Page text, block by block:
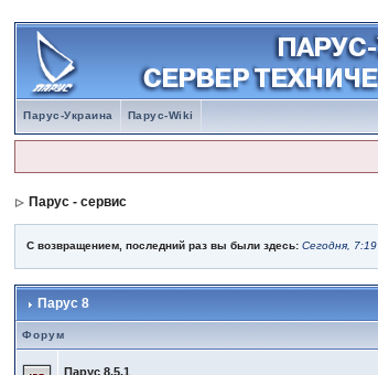
Парус-Украина Парус-Wiki
Парус - сервис
С возвращением, последний раз вы были здесь:Сегодня, 7:19
Парус 8
Форум
Парус 8.5.1